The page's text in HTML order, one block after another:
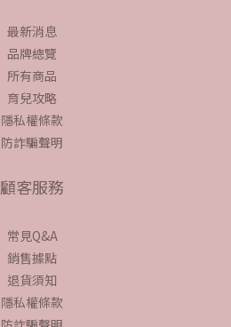
最新消息
品牌總覽
所有商品
育兒攻略
隱私權條款
防詐騙聲明
顧客服務
常見Q&A
銷售據點
退貨須知
隱私權條款